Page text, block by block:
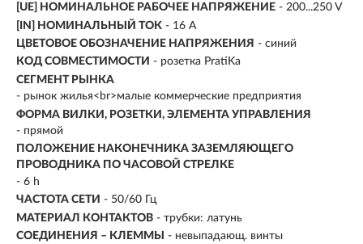
[UE] НОМИНАЛЬНОЕ РАБОЧЕЕ НАПРЯЖЕНИЕ - 200...250 V
[IN] НОМИНАЛЬНЫЙ ТОК - 16 А
ЦВЕТОВОЕ ОБОЗНАЧЕНИЕ НАПРЯЖЕНИЯ - синий
КОД СОВМЕСТИМОСТИ - розетка PratiKa
СЕГМЕНТ РЫНКА
- рынок жилья<br>малые коммерческие предприятия
ФОРМА ВИЛКИ, РОЗЕТКИ, ЭЛЕМЕНТА УПРАВЛЕНИЯ
- прямой
ПОЛОЖЕНИЕ НАКОНЕЧНИКА ЗАЗЕМЛЯЮЩЕГО
ПРОВОДНИКА ПО ЧАСОВОЙ СТРЕЛКЕ
- 6 h
ЧАСТОТА СЕТИ - 50/60 Гц
МАТЕРИАЛ КОНТАКТОВ - трубки: латунь
СОЕДИНЕНИЯ – КЛЕММЫ
- невыпадающ. винты